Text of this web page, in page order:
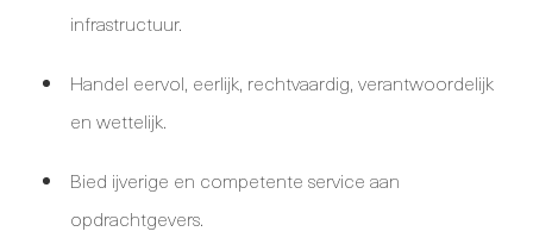
infrastructuur.
Handel eervol, eerlijk, rechtvaardig, verantwoordelijk
en wettelijk.
Bied ijverige en competente service aan
opdrachtgevers.